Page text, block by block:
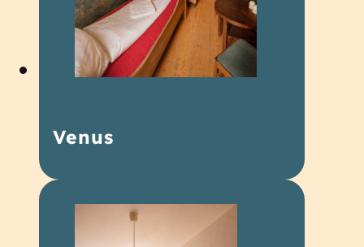
Venus